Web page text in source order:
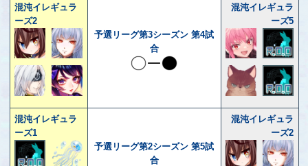
混沌イレギュラ
ーズ2
予選リーグ第3シーズン 第4試
合
混沌イレギュラ
ーズ5
混沌イレギュラ
ーズ1
予選リーグ第2シーズン 第5試
合
混沌イレギュラ
ーズ2